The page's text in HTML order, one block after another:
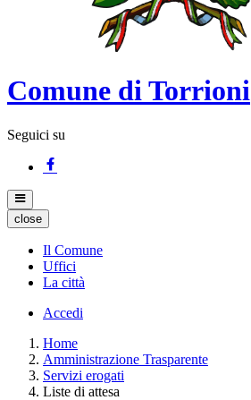
Comune di Torrioni
Seguici su
close
Il Comune
Uffici
La città
Accedi
Home
Amministrazione Trasparente
Servizi erogati
Liste di attesa